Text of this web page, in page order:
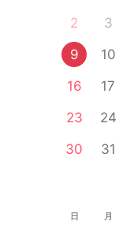
2
3
9
10
16
17
23
24
30
31
日 月